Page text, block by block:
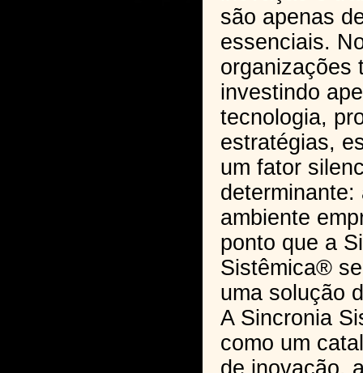
são apenas
essenciais.
organizações
investindo
tecnologia,
estratégias,
um fator
determinante:
ambiente
ponto que a
Sistêmica®
uma solução
A Sincronia
como um
de inovação,